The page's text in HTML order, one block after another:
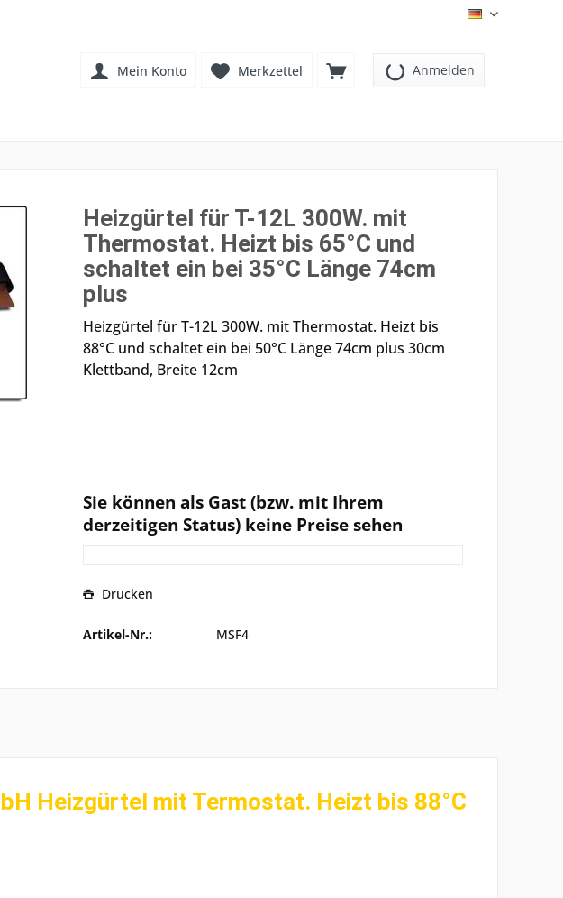
DE
Anmelden
Merkzettel
Mein Konto
Heizgürtel für T-12L 300W. mit
Thermostat. Heizt bis 65°C und
schaltet ein bei 35°C Länge 74cm
plus
Heizgürtel für T-12L 300W. mit Thermostat. Heizt bis
88°C und schaltet ein bei 50°C Länge 74cm plus 30cm
Klettband, Breite 12cm
Sie können als Gast (bzw. mit Ihrem
derzeitigen Status) keine Preise sehen
Drucken
Artikel-Nr.: MSF4
Heizgürtel mit Termostat. Heizt bis 88°C